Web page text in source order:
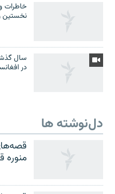
خاطرات
نخستین
سال
در
دل‌نوشته ها
منوره